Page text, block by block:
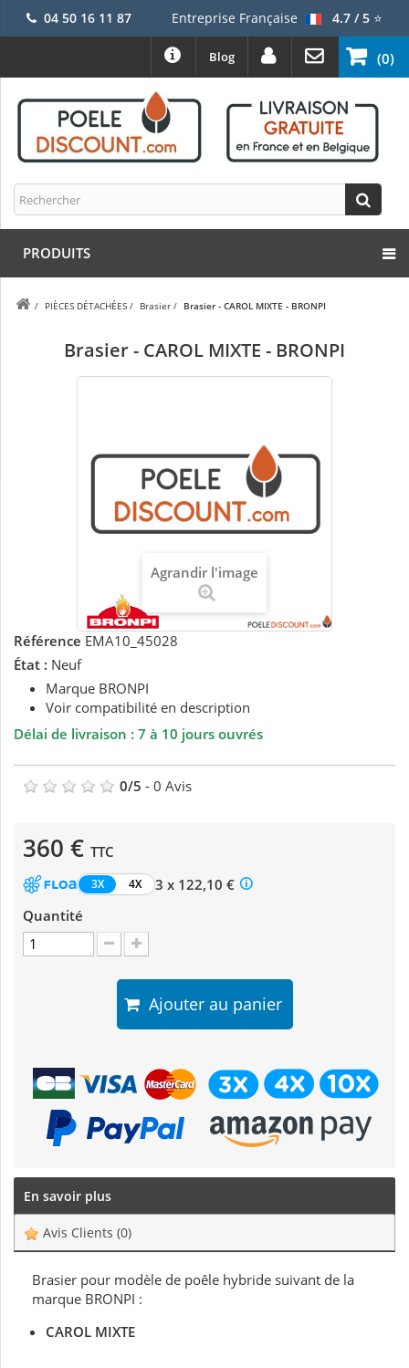
04 50 16 11 87 Entreprise Française 4.7 / 5⭐
(0)
Blog
PRODUITS
/ PIÈCES DÉTACHÉES / Brasier / Brasier - CAROL MIXTE - BRONPI
Brasier - CAROL MIXTE - BRONPI
Agrandir l'image
Référence EMA10_45028
État : Neuf
Marque BRONPI
Voir compatibilité en description
Délai de livraison : 7 à 10 jours ouvrés
0/5 - 0 Avis
360 € TTC
3X 4X
3 x 122,10 €
Quantité
Ajouter au panier
En savoir plus
Avis Clients (0)
Brasier pour modèle de poêle hybride suivant de la
marque BRONPI :
CAROL MIXTE